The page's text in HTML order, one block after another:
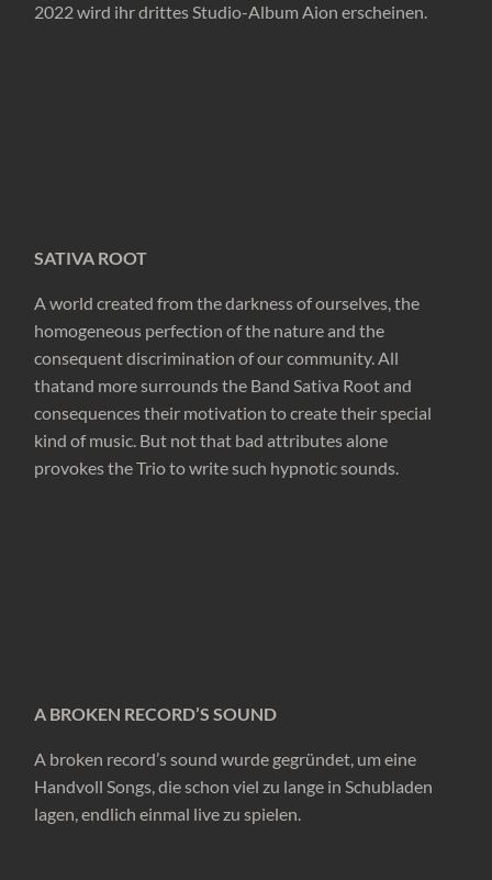
2022 wird ihr drittes Studio-Album Aion erscheinen.
SATIVA ROOT
A world created from the darkness of ourselves, the
homogeneous perfection of the nature and the
consequent discrimination of our community. All
thatand more surrounds the Band Sativa Root and
consequences their motivation to create their special
kind of music. But not that bad attributes alone
provokes the Trio to write such hypnotic sounds.
A BROKEN RECORD’S SOUND
A broken record’s sound wurde gegründet, um eine
Handvoll Songs, die schon viel zu lange in Schubladen
lagen, endlich einmal live zu spielen.